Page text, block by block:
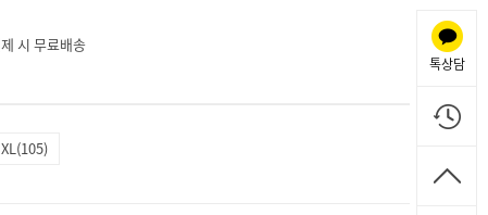
시 무료배송
XL(105)
톡상담